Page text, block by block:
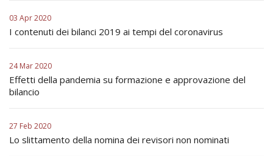
03 Apr 2020
I contenuti dei bilanci 2019 ai tempi del coronavirus
24 Mar 2020
Effetti della pandemia su formazione e approvazione del
bilancio
27 Feb 2020
Lo slittamento della nomina dei revisori non nominati